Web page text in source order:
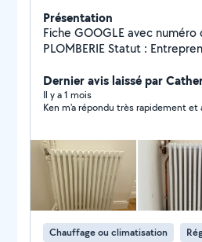
Présentation
Fiche GOOGLE avec numéro de
PLOMBERIE Statut : Entrepreneur Individuel Assurance
pas à me contacter pour vos
Dernier avis laissé par
Il y a 1 mois
Ken m'a répondu très rapidement et
Chauffage ou climatisation